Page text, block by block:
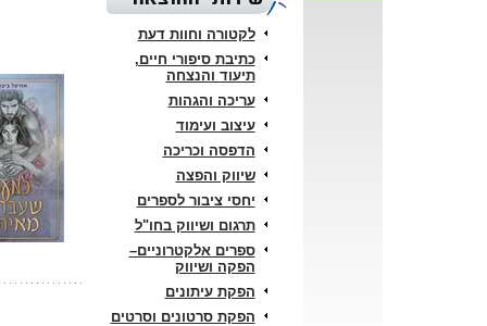
לקטורה וחוות דעת
כתיבת סיפורי חיים,
תיעוד והנצחה
עריכה והגהות
עיצוב ועימוד
הדפסה וכריכה
שיווק והפצה
יחסי ציבור לספרים
תרגום ושיווק בחו"ל
ספרים אלקטרוניים–
הפקה ושיווק
הפקת עיתונים
הפקת סרטונים וסרטים